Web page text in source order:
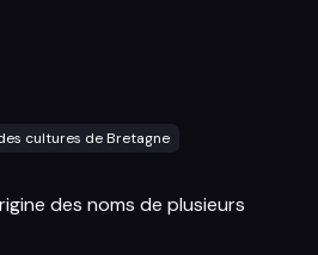
cultures de Bretagne
des noms de plusieurs